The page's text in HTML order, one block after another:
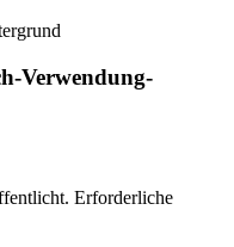
Verwendung-
Erforderliche